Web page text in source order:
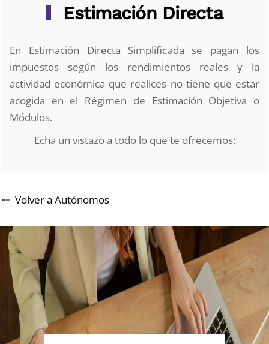
Estimación Directa
En Estimación Directa Simplificada se pagan los
impuestos según los rendimientos reales y la
actividad económica que realices no tiene que estar
acogida en el Régimen de Estimación Objetiva o
Módulos.
Echa un vistazo a todo lo que te ofrecemos:
Volver a Autónomos